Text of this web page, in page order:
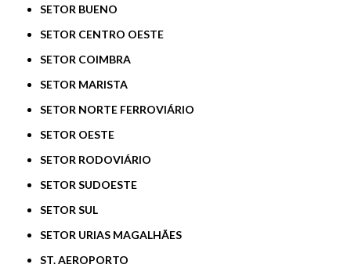
SETOR BUENO
SETOR CENTRO OESTE
SETOR COIMBRA
SETOR MARISTA
SETOR NORTE FERROVIÁRIO
SETOR OESTE
SETOR RODOVIÁRIO
SETOR SUDOESTE
SETOR SUL
SETOR URIAS MAGALHÃES
ST. AEROPORTO